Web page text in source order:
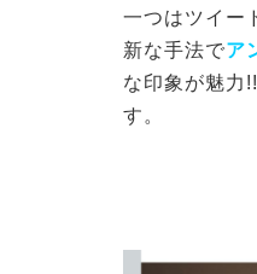
一つはツイー
新な手法でア
な印象が魅力!!
す。